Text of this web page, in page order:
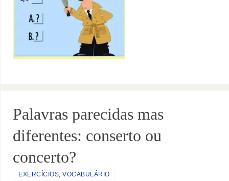
Palavras parecidas mas
diferentes: conserto ou
concerto?
EXERCÍCIOS ,VOCABULÁRIO